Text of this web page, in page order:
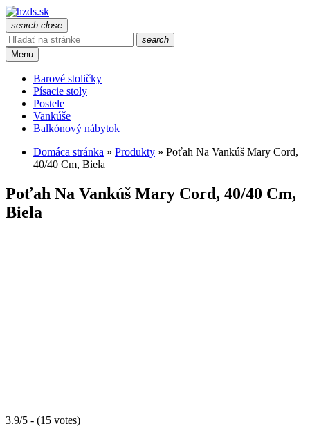
search close
search
Menu
Barové stoličky
Písacie stoly
Postele
Vankúše
Balkónový nábytok
Domáca stránka » Produkty » Poťah Na Vankúš Mary Cord,
40/40 Cm, Biela
Poťah Na Vankúš Mary Cord, 40/40 Cm,
Biela
3.9/5 - (15 votes)